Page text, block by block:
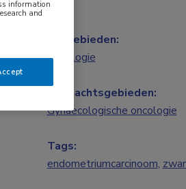
Vakgebieden:
Oncologie
Aandachtsgebieden:
Gynaecologische oncologie
Tags:
endometriumcarcinoom,
information
and